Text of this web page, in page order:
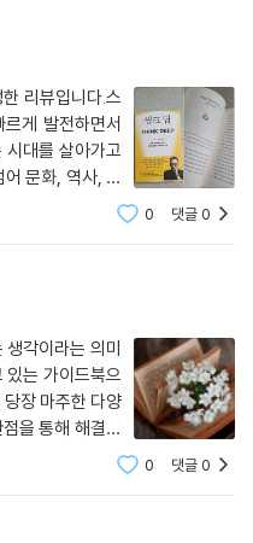
리뷰입니다.스
게 발전하면서
대를 살아가고
문화, 역사, 정
었고, 전 세계가
0 댓글0
각이라는 의미
있는 가이드북으
장 마주한 다양
을 통해 해결하
가벼운 마음으로
0 댓글0